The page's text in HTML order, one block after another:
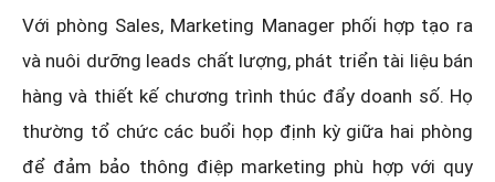
Với phòng Sales, Marketing Manager phối hợp tạo ra
và nuôi dưỡng leads chất lượng, phát triển tài liệu bán
hàng và thiết kế chương trình thúc đẩy doanh số. Họ
thường tổ chức các buổi họp định kỳ giữa hai phòng
để đảm bảo thông điệp marketing phù hợp với quy